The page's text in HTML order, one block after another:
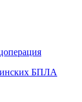
БПЛА